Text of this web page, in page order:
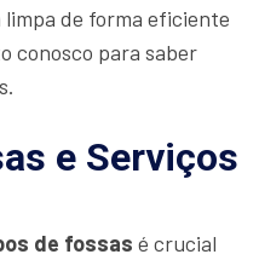
de forma eficiente
conosco para saber
e Serviços
de fossas é crucial